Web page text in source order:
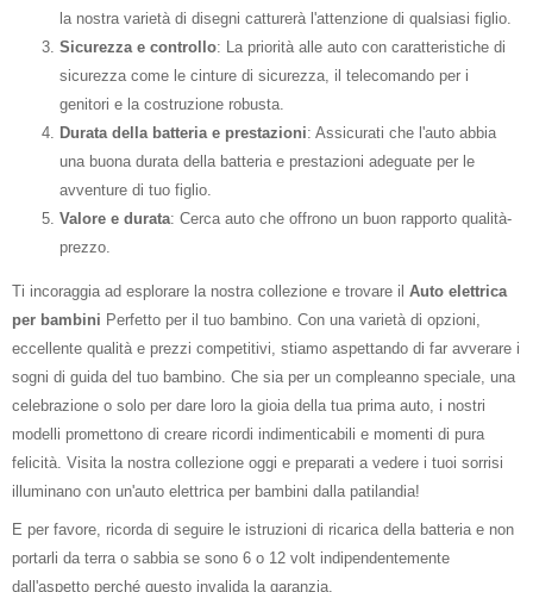
la nostra varietà di disegni catturerà l'attenzione di qualsiasi figlio.
Sicurezza e controllo: La priorità alle auto con caratteristiche di
sicurezza come le cinture di sicurezza, il telecomando per i
genitori e la costruzione robusta.
Durata della batteria e prestazioni: Assicurati che l'auto abbia
una buona durata della batteria e prestazioni adeguate per le
avventure di tuo figlio.
Valore e durata: Cerca auto che offrono un buon rapporto qualità-
prezzo.
Ti incoraggia ad esplorare la nostra collezione e trovare il Auto elettrica
per bambini Perfetto per il tuo bambino. Con una varietà di opzioni,
eccellente qualità e prezzi competitivi, stiamo aspettando di far avverare i
sogni di guida del tuo bambino. Che sia per un compleanno speciale, una
celebrazione o solo per dare loro la gioia della tua prima auto, i nostri
modelli promettono di creare ricordi indimenticabili e momenti di pura
felicità. Visita la nostra collezione oggi e preparati a vedere i tuoi sorrisi
illuminano con un'auto elettrica per bambini dalla patilandia!
E per favore, ricorda di seguire le istruzioni di ricarica della batteria e non
portarli da terra o sabbia se sono 6 o 12 volt indipendentemente
dall'aspetto perché questo invalida la garanzia.